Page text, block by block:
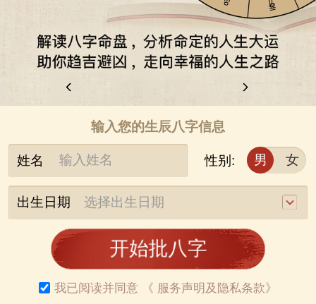
输入您的生辰八字信息
姓名 性别: 男 女
出生日期
开始批八字
我已阅读并同意 《 服务声明及隐私条款》